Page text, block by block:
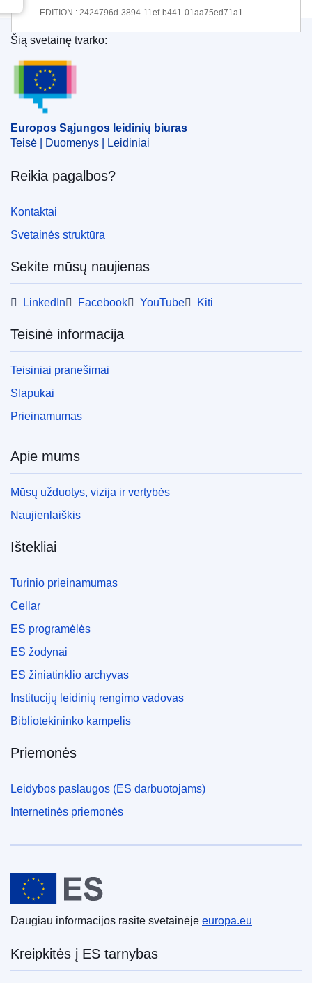
EDITION : 2424796d-3894-11ef-b441-01aa75ed71a1
EDITION : cb7895f6-9b6e-11ef-a130-01aa75ed71a1
Europos Sąjungos leidinių biuras
Šią svetainę tvarko:
Europos Sąjungos leidinių biuras
Teisė | Duomenys | Leidiniai
Reikia pagalbos?
Kontaktai
Svetainės struktūra
Sekite mūsų naujienas
LinkedIn Facebook YouTube Kiti
Teisinė informacija
Teisiniai pranešimai
Slapukai
Prieinamumas
Apie mums
Mūsų užduotys, vizija ir vertybės
Naujienlaiškis
Ištekliai
Turinio prieinamumas
Cellar
ES programėlės
ES žodynai
ES žiniatinklio archyvas
Institucijų leidinių rengimo vadovas
Bibliotekininko kampelis
Priemonės
Leidybos paslaugos (ES darbuotojams)
Internetinės priemonės
Europos Sąjunga
Daugiau informacijos rasite svetainėje europa.eu
Kreipkitės į ES tarnybas